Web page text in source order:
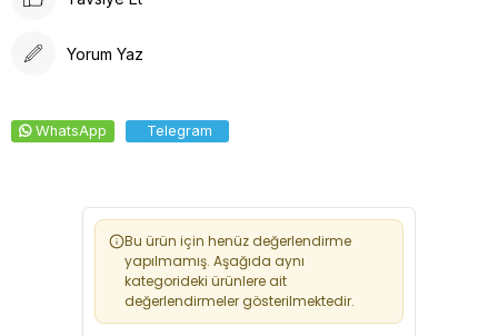
Yorum Yaz
WhatsApp Telegram
Bu ürün için henüz değerlendirme
yapılmamış. Aşağıda aynı
kategorideki ürünlere ait
değerlendirmeler gösterilmektedir.